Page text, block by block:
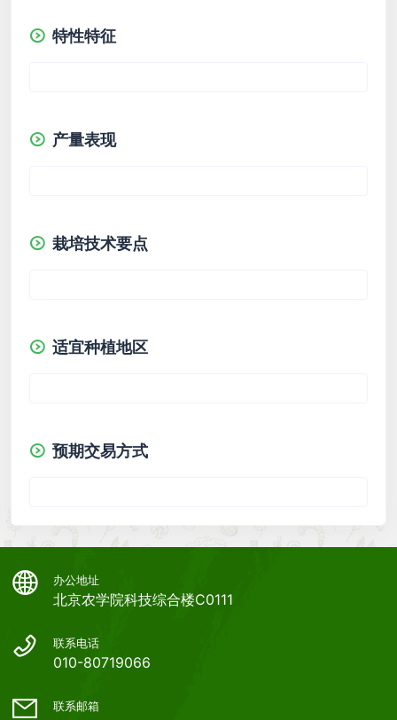
特性特征
产量表现
栽培技术要点
适宜种植地区
预期交易方式
办公地址
北京农学院科技综合楼C0111
联系电话
010-80719066
联系邮箱